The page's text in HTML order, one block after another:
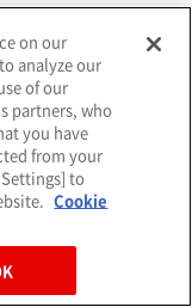
「（ザバスStyle-V
YELLOW Vegetabl
／全国
ス
に貢献 育児記
、気軽に明治の栄
約した育児アプ
on our
analyze our
of our
partners, who
you have
from your
to
Cookie